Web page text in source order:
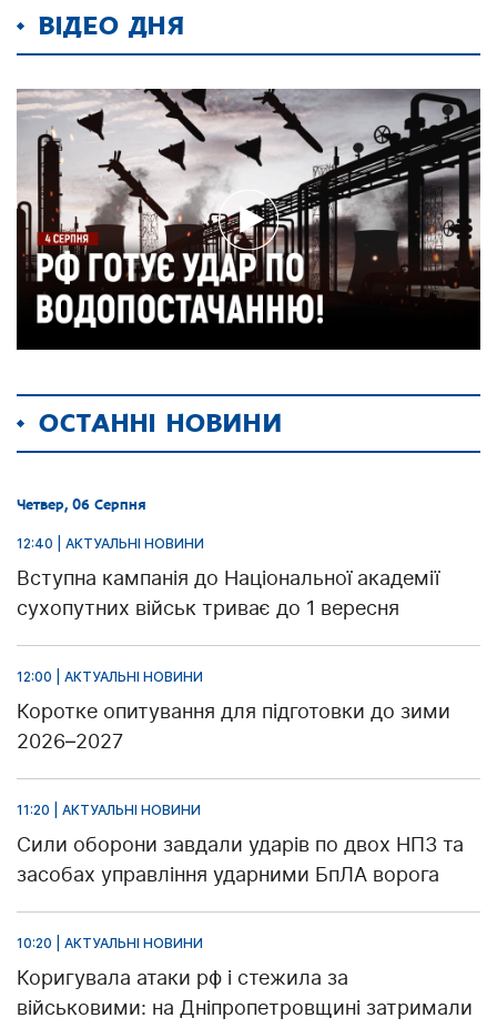
ВІДЕО ДНЯ
ОСТАННІ НОВИНИ
Четвер, 06 Серпня
12:40 | АКТУАЛЬНІ НОВИНИ
Вступна кампанія до Національної академії
сухопутних військ триває до 1 вересня
12:00 | АКТУАЛЬНІ НОВИНИ
Коротке опитування для підготовки до зими
2026–2027
11:20 | АКТУАЛЬНІ НОВИНИ
Сили оборони завдали ударів по двох НПЗ та
засобах управління ударними БпЛА ворога
10:20 | АКТУАЛЬНІ НОВИНИ
Коригувала атаки рф і стежила за
військовими: на Дніпропетровщині затримали